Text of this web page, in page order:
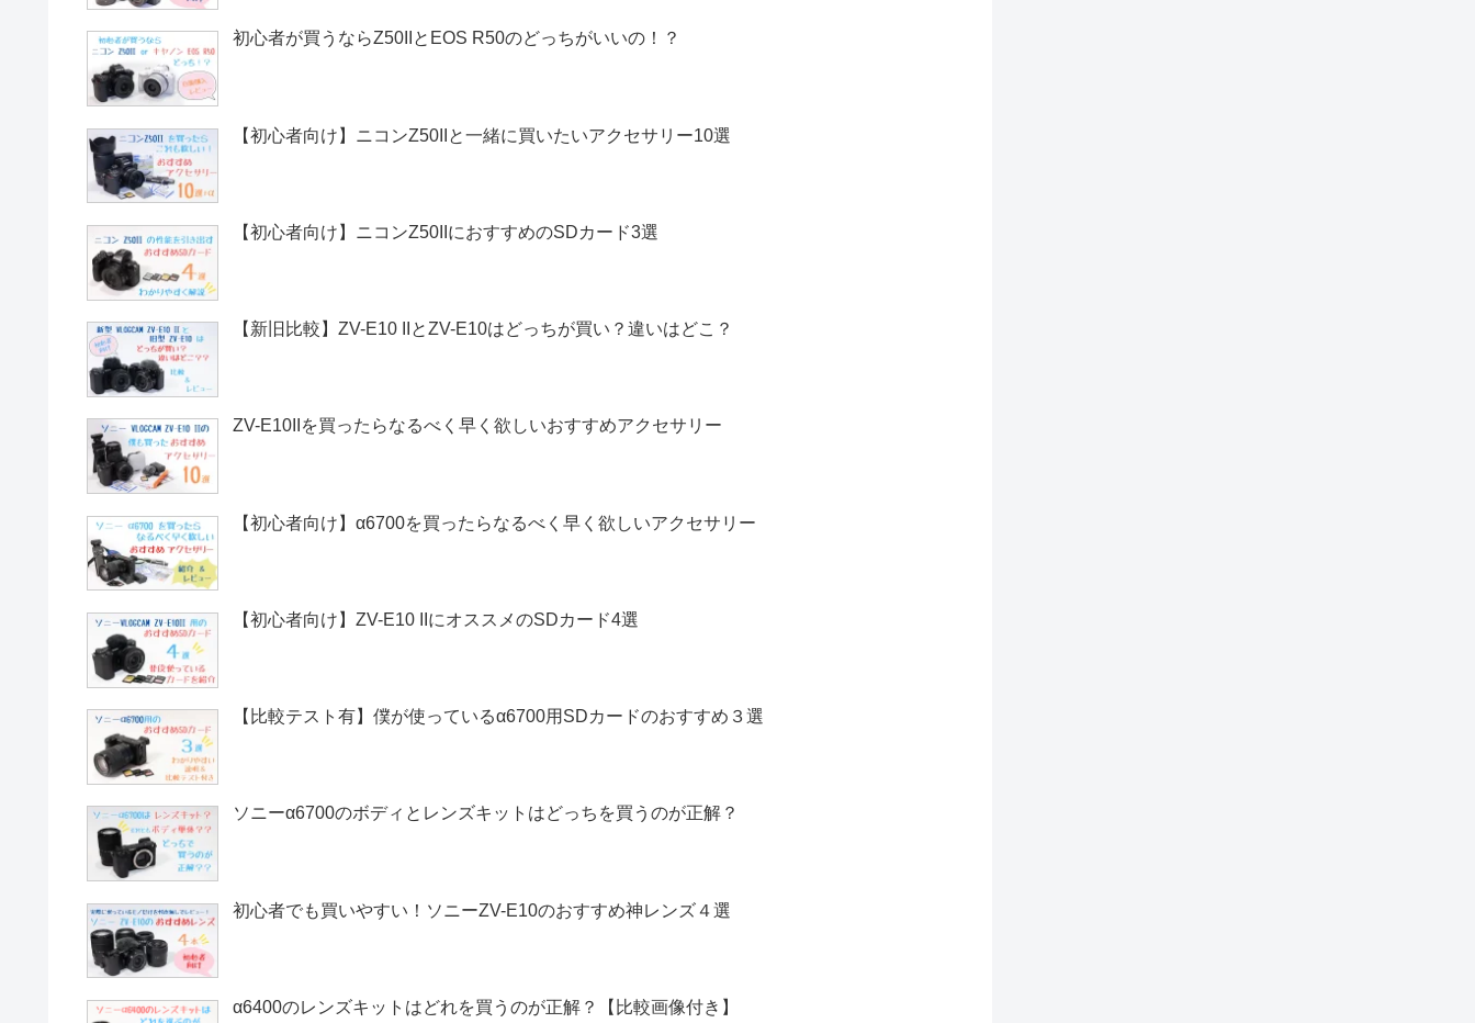
初心者が買うならZ50IIとEOS R50のどっちがいいの！？
【初心者向け】ニコンZ50IIと一緒に買いたいアクセサリー10選
【初心者向け】ニコンZ50IIにおすすめのSDカード3選
【新旧比較】ZV-E10 IIとZV-E10はどっちが買い？違いはどこ？
ZV-E10IIを買ったらなるべく早く欲しいおすすめアクセサリー
【初心者向け】α6700を買ったらなるべく早く欲しいアクセサリー
【初心者向け】ZV-E10 IIにオススメのSDカード4選
【比較テスト有】僕が使っているα6700用SDカードのおすすめ３選
ソニーα6700のボディとレンズキットはどっちを買うのが正解？
初心者でも買いやすい！ソニーZV-E10のおすすめ神レンズ４選
α6400のレンズキットはどれを買うのが正解？【比較画像付き】